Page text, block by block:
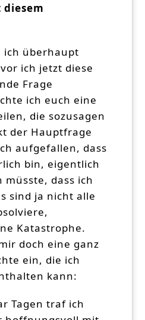
ich überhaupt
ich jetzt diese
Frage
ich euch eine
die sozusagen
der Hauptfrage
aufgefallen, dass
bin, eigentlich
müsste, dass ich
sind ja nicht alle
Katastrophe.
doch eine ganz
ein, die ich
kann:
Tagen traf ich